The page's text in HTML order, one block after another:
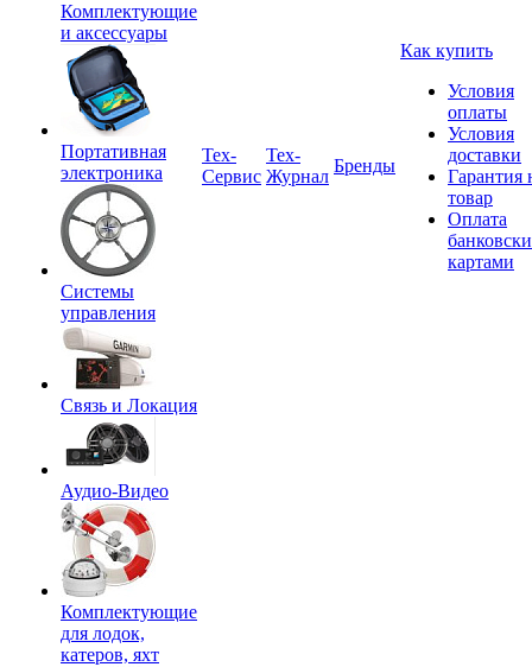
Комплектующие
и аксессуары
Портативная
электроника
Системы
управления
Связь и Локация
Аудио-Видео
Комплектующие
для лодок,
катеров, яхт
Tex-
Сервис
Тех-
Журнал
Бренды
Как купить
Условия
оплаты
Условия
доставки
Гарантия
товар
Оплата
картами